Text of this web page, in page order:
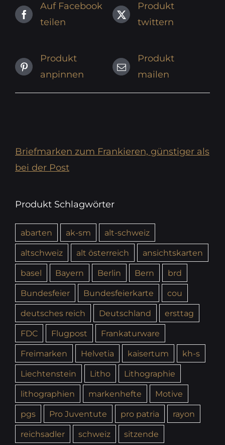
Auf Facebook
teilen
Produkt
twittern
Produkt
anpinnen
Produkt
mailen
Briefmarken zum Frankieren, günstiger als
bei der Post
Produkt Schlagwörter
abarten ak-sm
alt-schweiz
altschweiz
alt österreich
ansichtskarten
basel
Bayern Berlin Bern
brd
Bundesfeier
Bundesfeierkarte
cou
deutsches reich
Deutschland
ersttag
FDC
Flugpost
Frankaturware
Freimarken
Helvetia kaisertum
kh-s
Liechtenstein
Litho
Lithographie
lithographien
markenhefte
Motive
pgs
Pro Juventute pro patria
rayon
reichsadler
schweiz sitzende